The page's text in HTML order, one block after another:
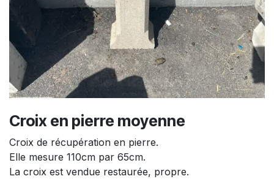
Croix en pierre moyenne
Croix de récupération en pierre.
Elle mesure 110cm par 65cm.
La croix est vendue restaurée, propre.